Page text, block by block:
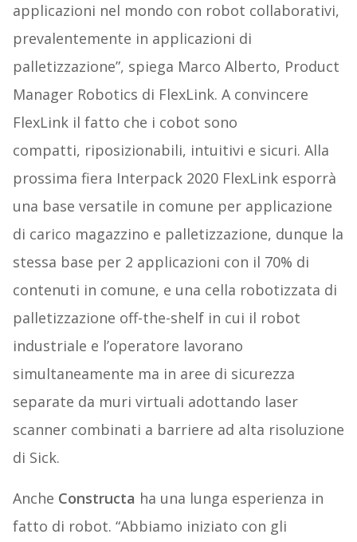
applicazioni nel mondo con robot collaborativi,
prevalentemente in applicazioni di
palletizzazione”, spiega Marco Alberto, Product
Manager Robotics di FlexLink. A convincere
FlexLink il fatto che i cobot sono
compatti, riposizionabili, intuitivi e sicuri. Alla
prossima fiera Interpack 2020 FlexLink esporrà
una base versatile in comune per applicazione
di carico magazzino e palletizzazione, dunque la
stessa base per 2 applicazioni con il 70% di
contenuti in comune, e una cella robotizzata di
palletizzazione off-the-shelf in cui il robot
industriale e l’operatore lavorano
simultaneamente ma in aree di sicurezza
separate da muri virtuali adottando laser
scanner combinati a barriere ad alta risoluzione
di Sick.
Anche Constructa ha una lunga esperienza in
fatto di robot. “Abbiamo iniziato con gli